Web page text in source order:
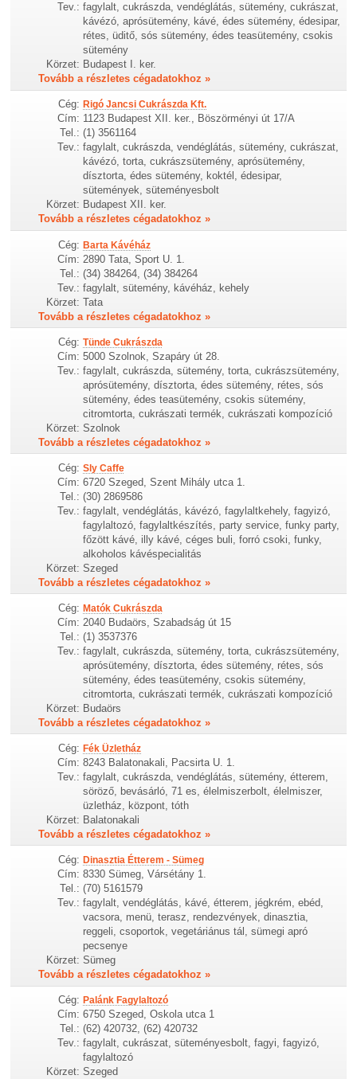
Tev.: fagylalt, cukrászda, vendéglátás, sütemény, cukrászat,
kávézó, aprósütemény, kávé, édes sütemény, édesipar,
rétes, üditő, sós sütemény, édes teasütemény, csokis
sütemény
Körzet: Budapest I. ker.
Tovább a részletes cégadatokhoz »
Cég: Rigó Jancsi Cukrászda Kft.
Cím: 1123 Budapest XII. ker., Böszörményi út 17/A
Tel.: (1) 3561164
Tev.: fagylalt, cukrászda, vendéglátás, sütemény, cukrászat,
kávézó, torta, cukrászsütemény, aprósütemény,
dísztorta, édes sütemény, koktél, édesipar,
sütemények, süteményesbolt
Körzet: Budapest XII. ker.
Tovább a részletes cégadatokhoz »
Cég: Barta Kávéház
Cím: 2890 Tata, Sport U. 1.
Tel.: (34) 384264, (34) 384264
Tev.: fagylalt, sütemény, kávéház, kehely
Körzet: Tata
Tovább a részletes cégadatokhoz »
Cég: Tünde Cukrászda
Cím: 5000 Szolnok, Szapáry út 28.
Tev.: fagylalt, cukrászda, sütemény, torta, cukrászsütemény,
aprósütemény, dísztorta, édes sütemény, rétes, sós
sütemény, édes teasütemény, csokis sütemény,
citromtorta, cukrászati termék, cukrászati kompozíció
Körzet: Szolnok
Tovább a részletes cégadatokhoz »
Cég: Sly Caffe
Cím: 6720 Szeged, Szent Mihály utca 1.
Tel.: (30) 2869586
Tev.: fagylalt, vendéglátás, kávézó, fagylaltkehely, fagyizó,
fagylaltozó, fagylaltkészítés, party service, funky party,
főzött kávé, illy kávé, céges buli, forró csoki, funky,
alkoholos kávéspecialitás
Körzet: Szeged
Tovább a részletes cégadatokhoz »
Cég: Matók Cukrászda
Cím: 2040 Budaörs, Szabadság út 15
Tel.: (1) 3537376
Tev.: fagylalt, cukrászda, sütemény, torta, cukrászsütemény,
aprósütemény, dísztorta, édes sütemény, rétes, sós
sütemény, édes teasütemény, csokis sütemény,
citromtorta, cukrászati termék, cukrászati kompozíció
Körzet: Budaörs
Tovább a részletes cégadatokhoz »
Cég: Fék Üzletház
Cím: 8243 Balatonakali, Pacsirta U. 1.
Tev.: fagylalt, cukrászda, vendéglátás, sütemény, étterem,
söröző, bevásárló, 71 es, élelmiszerbolt, élelmiszer,
üzletház, központ, tóth
Körzet: Balatonakali
Tovább a részletes cégadatokhoz »
Cég: Dinasztia Étterem - Sümeg
Cím: 8330 Sümeg, Vársétány 1.
Tel.: (70) 5161579
Tev.: fagylalt, vendéglátás, kávé, étterem, jégkrém, ebéd,
vacsora, menü, terasz, rendezvények, dinasztia,
reggeli, csoportok, vegetáriánus tál, sümegi apró
pecsenye
Körzet: Sümeg
Tovább a részletes cégadatokhoz »
Cég: Palánk Fagylaltozó
Cím: 6750 Szeged, Oskola utca 1
Tel.: (62) 420732, (62) 420732
Tev.: fagylalt, cukrászat, süteményesbolt, fagyi, fagyizó,
fagylaltozó
Körzet: Szeged